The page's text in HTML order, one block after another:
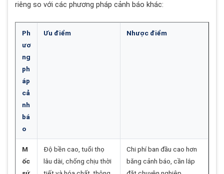
riêng so với các phương pháp cảnh báo khác:
Ph
ươ
ng
ph
áp
cả
nh
bá
o
Ưu điểm Nhược điểm
M
ốc
Độ bền cao, tuổi thọ
lâu dài, chống chịu thời
Chi phí ban đầu cao hơn
băng cảnh báo, cần lắp